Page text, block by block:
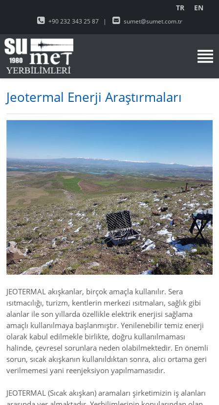
+90 232 343 25 87| sumet@sumet.com.tr
TR EN
Jeotermal Enerji Araştırmaları
JEOTERMAL akışkanlar, birçok amaçla kullanılır. Sera
ısıtmacılığı, turizm, kentlerin merkezi ısıtmaları, sağlık gibi
alanlar ile son yıllarda özellikle elektrik enerjisi sağlama
amaçlı kullanılmaya başlanmıştır. Yenilenebilir temiz enerji
olarak kabul edilmekle birlikte, doğru kullanılmaması
halinde, çevresel sorunlara neden olabilmektedir. En önemli
sorun, sıcak akışkanın kullanıldıktan sonra, alıcı ortama geri
verilmemesi yani reenjeksiyon yapılmamasıdır.
JEOTERMAL (Sıcak akışkan) aramaları şirketimizin iş alanları